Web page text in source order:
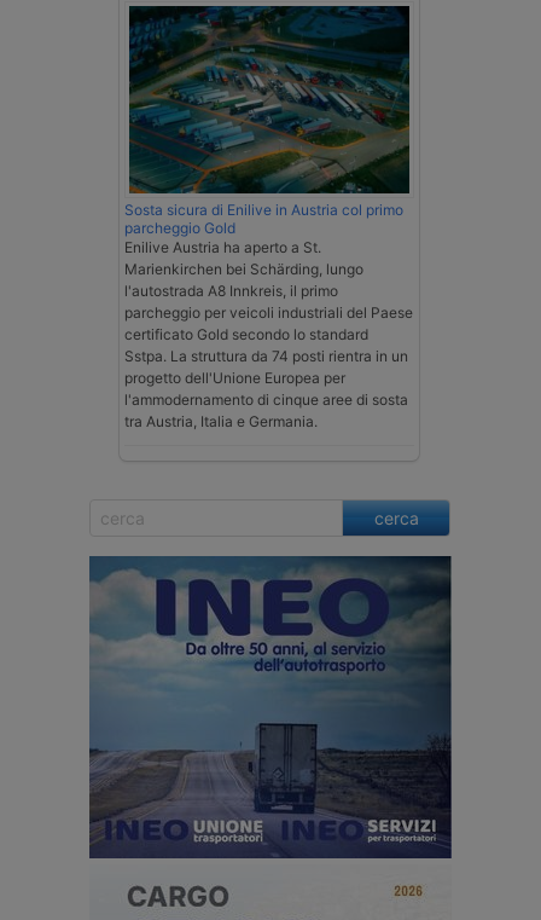
Sosta sicura di Enilive in Austria col primo
parcheggio Gold
Enilive Austria ha aperto a St.
Marienkirchen bei Schärding, lungo
l'autostrada A8 Innkreis, il primo
parcheggio per veicoli industriali del Paese
certificato Gold secondo lo standard
Sstpa. La struttura da 74 posti rientra in un
progetto dell'Unione Europea per
l'ammodernamento di cinque aree di sosta
tra Austria, Italia e Germania.
cerca